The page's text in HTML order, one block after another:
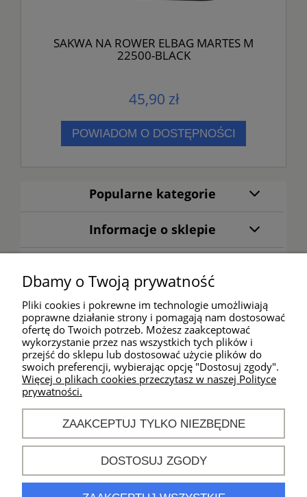
SAKWA NA ROWER ELBAG MARTES M
22500-BLACK
45,90 zł
POWIADOM O DOSTĘPNOŚCI
Popularne kategorie
Informacje o sklepie
Moje konto
Kontakt
Godziny działania
sklepu:
piątku
w godz. 10:00 -
khm@sport-
connection.pl
Dbamy o Twoją prywatność
Pliki cookies i pokrewne im technologie umożliwiają
poprawne działanie strony i pomagają nam dostosować
ofertę do Twoich potrzeb. Możesz zaakceptować
wykorzystanie przez nas wszystkich tych plików i
przejść do sklepu lub dostosować użycie plików do
swoich preferencji, wybierając opcję "Dostosuj zgody".
Więcej o plikach cookies przeczytasz w naszej Polityce
prywatności.
ZAAKCEPTUJ TYLKO NIEZBĘDNE
DOSTOSUJ ZGODY